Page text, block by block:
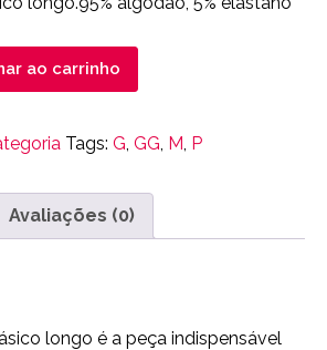
ao carrinho
Tags: G, GG, M, P
Avaliações (0)
longo é a peça indispensável